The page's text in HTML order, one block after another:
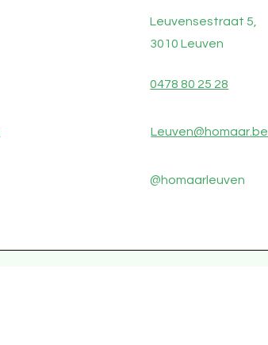
Leuvensestraat 5,
3010 Leuven
0478 80 25 28
Leuven@homaar.be
@homaarleuven